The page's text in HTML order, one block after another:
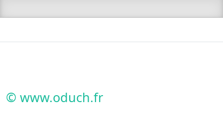
© www.oduch.fr